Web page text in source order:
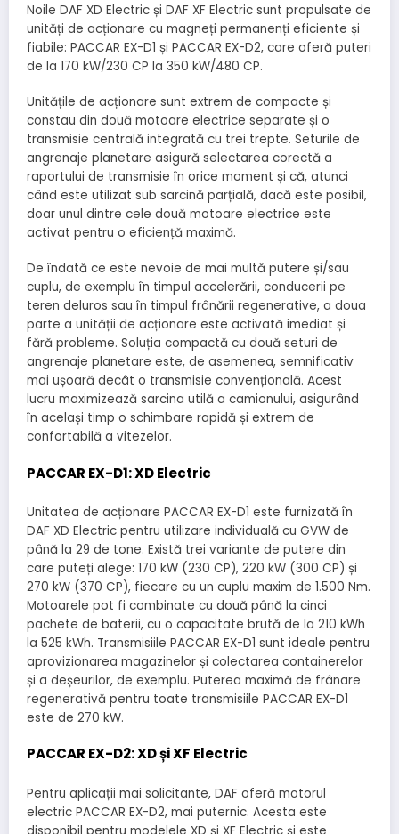
Noile DAF XD Electric și DAF XF Electric sunt propulsate de
unități de acționare cu magneți permanenți eficiente și
fiabile: PACCAR EX-D1 și PACCAR EX-D2, care oferă puteri
de la 170 kW/230 CP la 350 kW/480 CP.
Unitățile de acționare sunt extrem de compacte și
constau din două motoare electrice separate și o
transmisie centrală integrată cu trei trepte. Seturile de
angrenaje planetare asigură selectarea corectă a
raportului de transmisie în orice moment și că, atunci
când este utilizat sub sarcină parțială, dacă este posibil,
doar unul dintre cele două motoare electrice este
activat pentru o eficiență maximă.
De îndată ce este nevoie de mai multă putere și/sau
cuplu, de exemplu în timpul accelerării, conducerii pe
teren deluros sau în timpul frânării regenerative, a doua
parte a unității de acționare este activată imediat și
fără probleme. Soluția compactă cu două seturi de
angrenaje planetare este, de asemenea, semnificativ
mai ușoară decât o transmisie convențională. Acest
lucru maximizează sarcina utilă a camionului, asigurând
în același timp o schimbare rapidă și extrem de
confortabilă a vitezelor.
PACCAR EX-D1: XD Electric
Unitatea de acționare PACCAR EX-D1 este furnizată în
DAF XD Electric pentru utilizare individuală cu GVW de
până la 29 de tone. Există trei variante de putere din
care puteți alege: 170 kW (230 CP), 220 kW (300 CP) și
270 kW (370 CP), fiecare cu un cuplu maxim de 1.500 Nm.
Motoarele pot fi combinate cu două până la cinci
pachete de baterii, cu o capacitate brută de la 210 kWh
la 525 kWh. Transmisiile PACCAR EX-D1 sunt ideale pentru
aprovizionarea magazinelor și colectarea containerelor
și a deșeurilor, de exemplu. Puterea maximă de frânare
regenerativă pentru toate transmisiile PACCAR EX-D1
este de 270 kW.
PACCAR EX-D2: XD și XF Electric
Pentru aplicații mai solicitante, DAF oferă motorul
electric PACCAR EX-D2, mai puternic. Acesta este